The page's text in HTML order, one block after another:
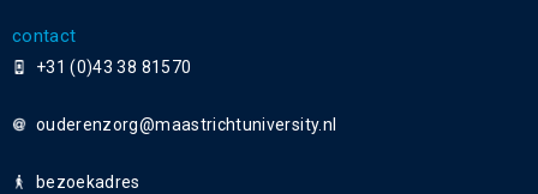
contact
+31 (0)43 38 81570
ouderenzorg
bezoekadres